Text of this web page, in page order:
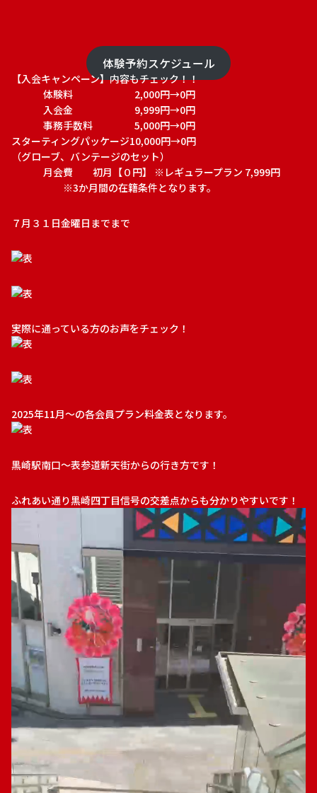
体験予約スケジュール
【入会キャンペーン】内容もチェック！！
体験料 2,000円→0円
入会金 9,999円→0円
事務手数料 5,000円→0円
スターティングパッケージ10,000円→0円
（グローブ、バンテージのセット）
月会費 初月【０円】 ※レギュラープラン 7,999円
※3か月間の在籍条件となります。
７月３１日金曜日までまで
実際に通っている方のお声をチェック！
2025年11月～の各会員プラン料金表となります。
黒崎駅南口～表参道新天街からの行き方です！
ふれあい通り黒崎四丁目信号の交差点からも分かりやすいです！